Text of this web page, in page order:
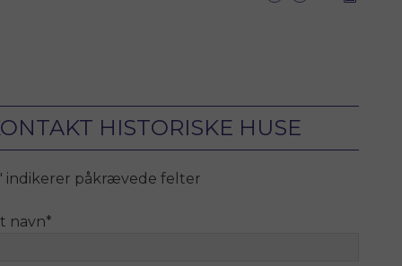
HISTORISKE HUSE
indikerer påkrævede felter
navn*